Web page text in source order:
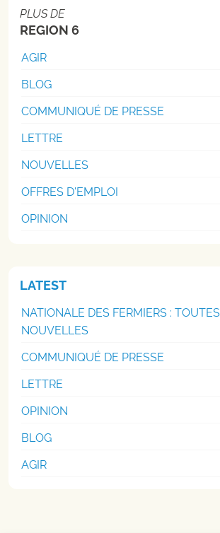
PLUS DE
REGION 6
AGIR
BLOG
COMMUNIQUÉ DE PRESSE
LETTRE
NOUVELLES
OFFRES D'EMPLOI
OPINION
LATEST
NATIONALE DES FERMIERS :
NOUVELLES
COMMUNIQUÉ DE PRESSE
LETTRE
OPINION
BLOG
AGIR